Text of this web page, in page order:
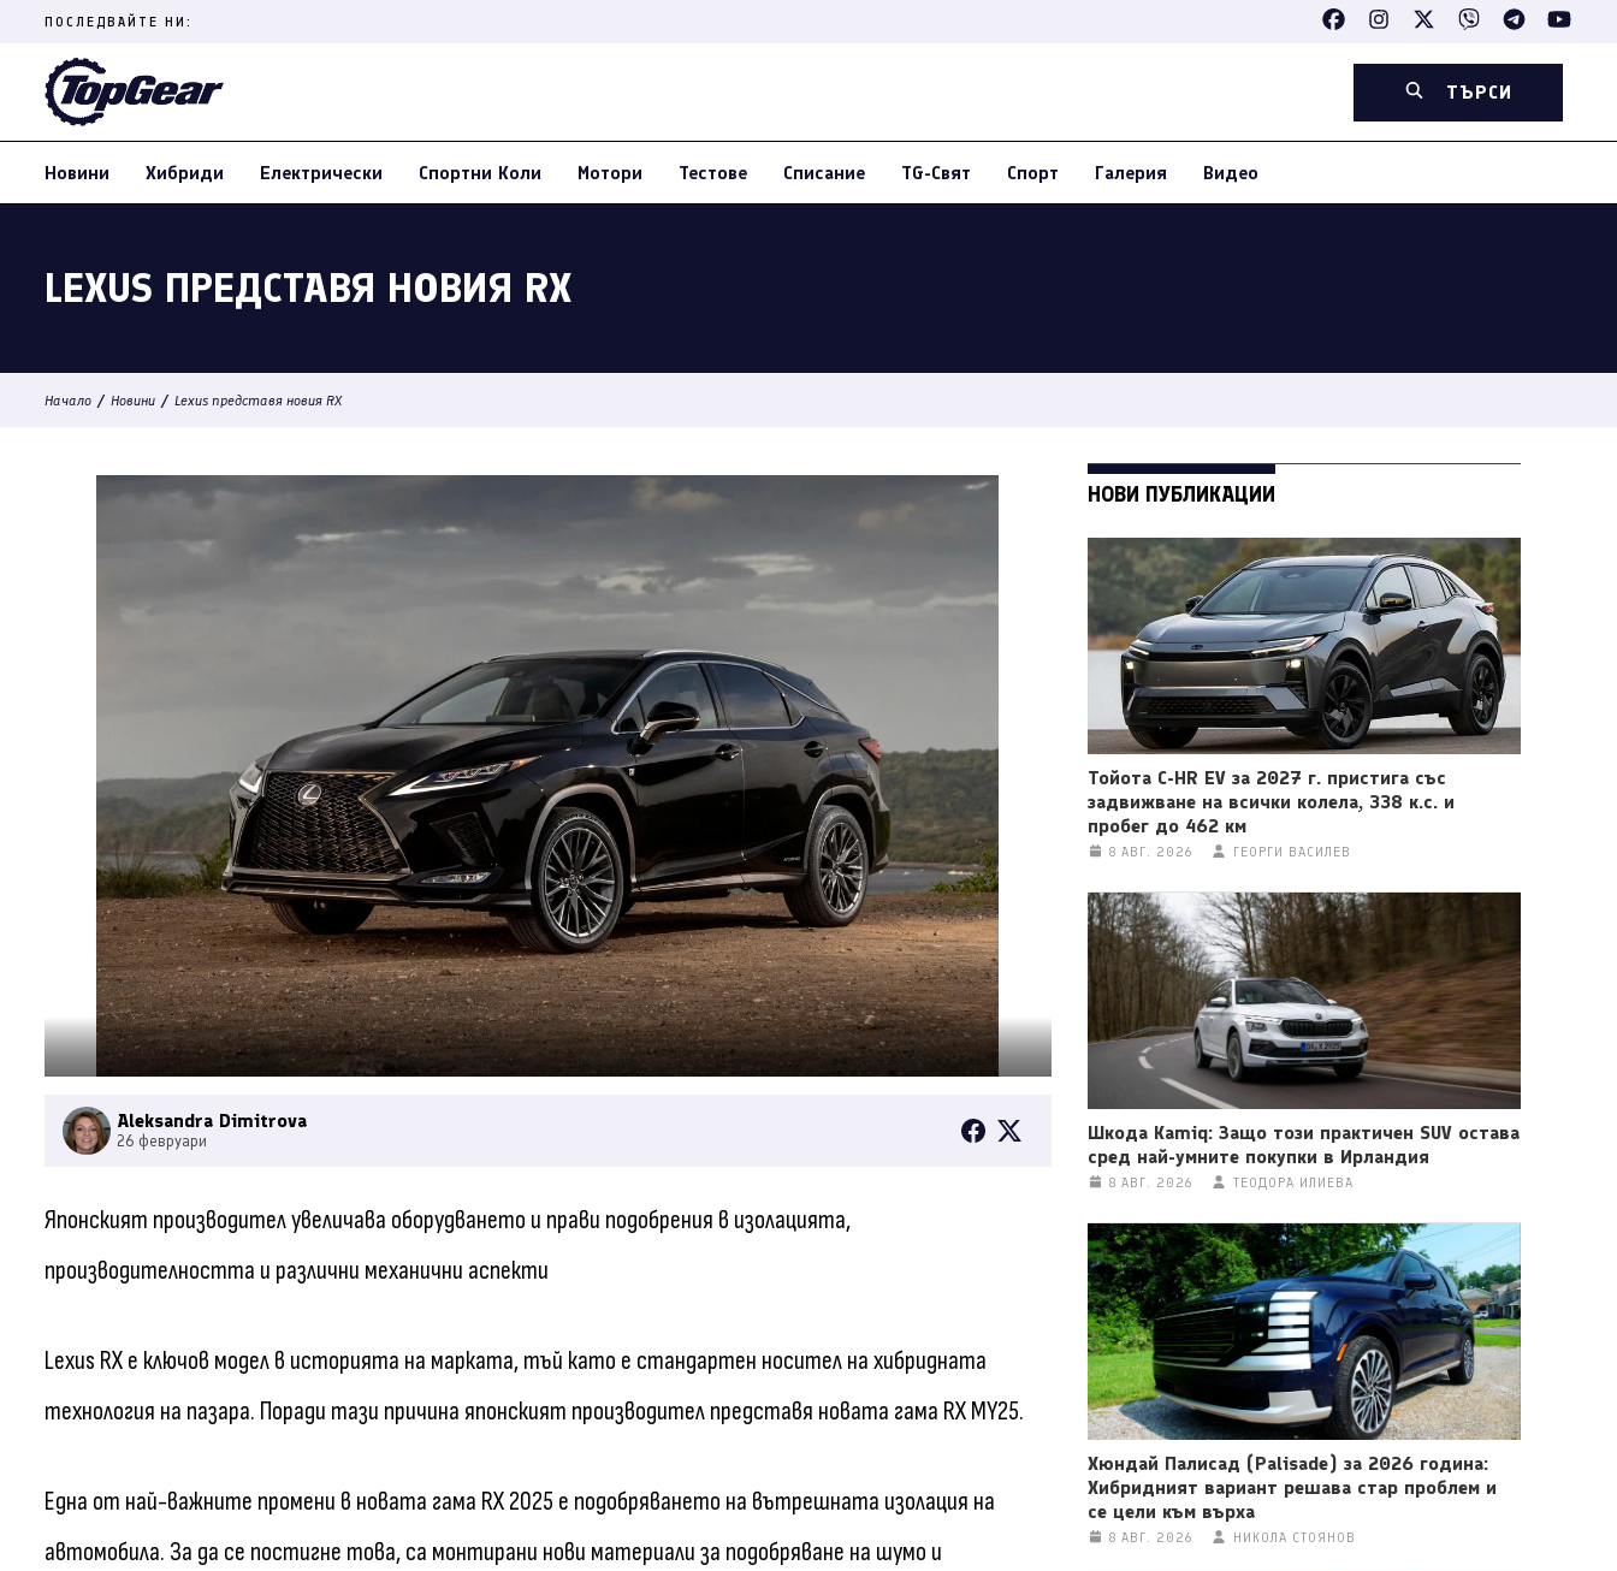
content
(Press
ПОСЛЕДВАЙТЕ НИ:
ТЪРСИ
Новини Хибриди Електрически Спортни Коли Мотори Тестове Списание TG-Свят Спорт Галерия Видео
LEXUS ПРЕДСТАВЯ НОВИЯ RX
Начало / Новини / Lexus представя новия RX
Aleksandra Dimitrova
26 февруари
Японският производител увеличава оборудването и прави подобрения в изолацията,
производителността и различни механични аспекти
Lexus RX е ключов модел в историята на марката, тъй като е стандартен носител на хибридната
технология на пазара. Поради тази причина японският производител представя новата гама RX MY25.
Една от най-важните промени в новата гама RX 2025 е подобряването на вътрешната изолация на
автомобила. За да се постигне това, са монтирани нови материали за подобряване на шумо и
НОВИ ПУБЛИКАЦИИ
Тойота C-HR EV за 2027 г. пристига със
задвижване на всички колела, 338 к.с. и
пробег до 462 км
8 АВГ. 2026 ГЕОРГИ ВАСИЛЕВ
Шкода Kamiq: Защо този практичен SUV остава
сред най-умните покупки в Ирландия
8 АВГ. 2026 ТЕОДОРА ИЛИЕВА
Хюндай Палисад (Palisade) за 2026 година:
Хибридният вариант решава стар проблем и
се цели към върха
8 АВГ. 2026 НИКОЛА СТОЯНОВ